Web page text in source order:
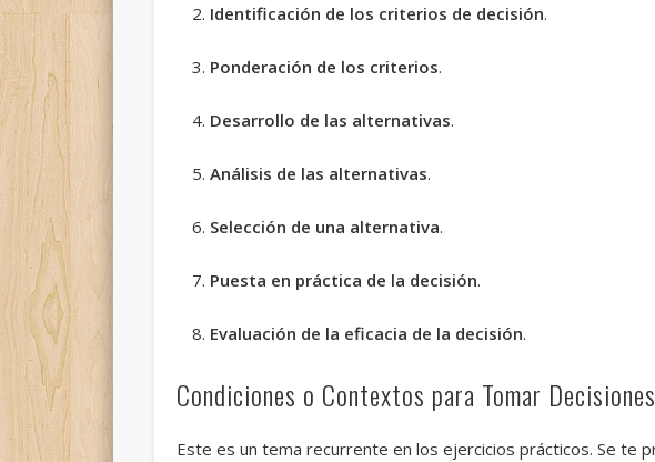
Identificación de los criterios de decisión.
Ponderación de los criterios.
Desarrollo de las alternativas.
Análisis de las alternativas.
Selección de una alternativa.
Puesta en práctica de la decisión.
Evaluación de la eficacia de la decisión.
Condiciones o Contextos para Tomar Decisiones
Este es un tema recurrente en los ejercicios prácticos. Se te